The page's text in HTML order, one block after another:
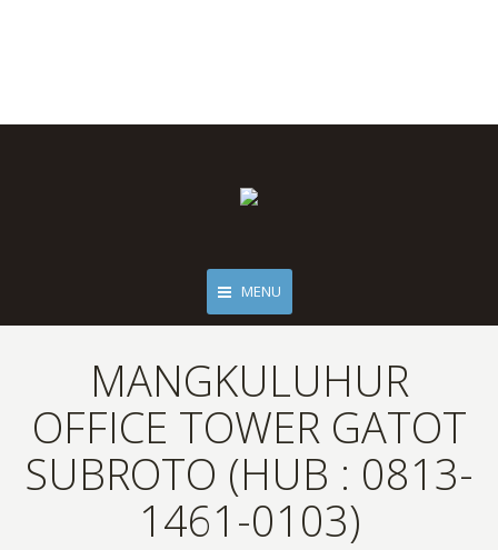
MENU
MANGKULUHUR
OFFICE TOWER GATOT
SUBROTO (HUB : 0813-
1461-0103)